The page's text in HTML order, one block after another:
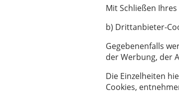
Mit Schließen
b) Drittanbieter-
Gegebenenfalls
der Werbung, der
Die Einzelheiten
Cookies,